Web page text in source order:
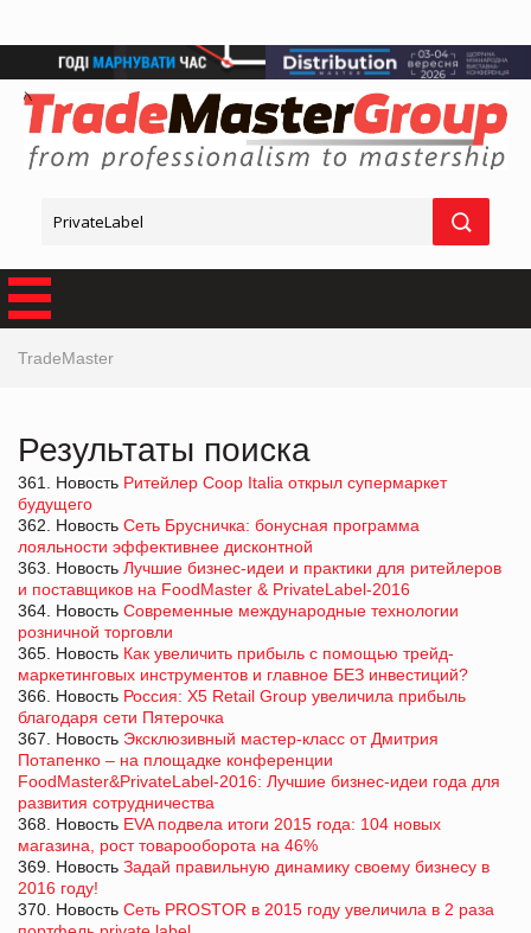
TradeMaster
Результаты поиска
361. Новость Ритейлер Coop Italia открыл супермаркет
будущего
362. Новость Сеть Брусничка: бонусная программа
лояльности эффективнее дисконтной
363. Новость Лучшие бизнес-идеи и практики для ритейлеров
и поставщиков на FoodMaster & PrivateLabel-2016
364. Новость Современные международные технологии
розничной торговли
365. Новость Как увеличить прибыль с помощью трейд-
маркетинговых инструментов и главное БЕЗ инвестиций?
366. Новость Россия: X5 Retail Group увеличила прибыль
благодаря сети Пятерочка
367. Новость Эксклюзивный мастер-класс от Дмитрия
Потапенко – на площадке конференции
FoodMaster&PrivateLabel-2016: Лучшие бизнес-идеи года для
развития сотрудничества
368. Новость EVA подвела итоги 2015 года: 104 новых
магазина, рост товарооборота на 46%
369. Новость Задай правильную динамику своему бизнесу в
2016 году!
370. Новость Сеть PROSTOR в 2015 году увеличила в 2 раза